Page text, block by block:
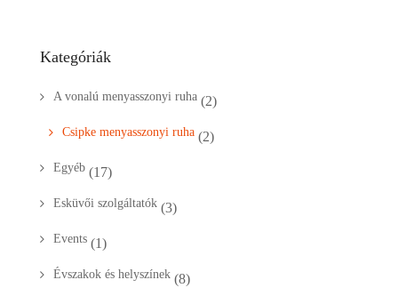
Kategóriák
A vonalú menyasszonyi ruha (2)
Csipke menyasszonyi ruha (2)
Egyéb (17)
Esküvői szolgáltatók (3)
Events (1)
Évszakok és helyszínek (8)